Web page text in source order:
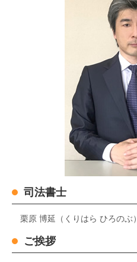
司法書士
栗原 博延（くりはら ひろのぶ）
ご挨拶